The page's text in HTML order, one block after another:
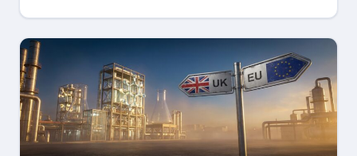
basée sur l'IA, est désormais essentielle.